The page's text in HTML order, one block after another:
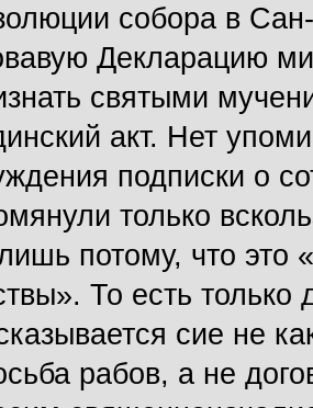
собора в
Декларацию
святыми
акт. Нет
подписки о
только
потому, что это
То есть только
сие не
рабов, а не